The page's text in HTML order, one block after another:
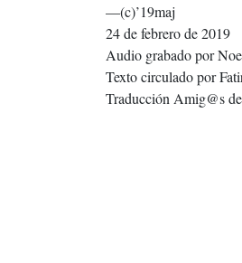
—(c)’19maj
24 de febrero de 2019
Audio grabado por
Texto circulado por
Traducción Amig@s